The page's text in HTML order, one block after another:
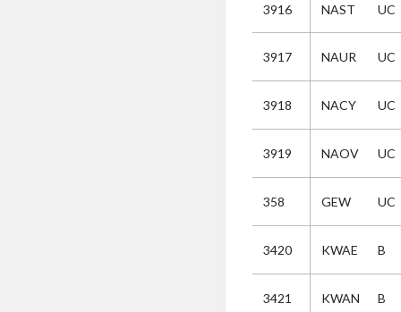
3916 NAST UC
3917 NAUR UC
3918 NACY UC
3919 NAOV UC
358 GEW UC
3420 KWAE B
3421 KWAN B